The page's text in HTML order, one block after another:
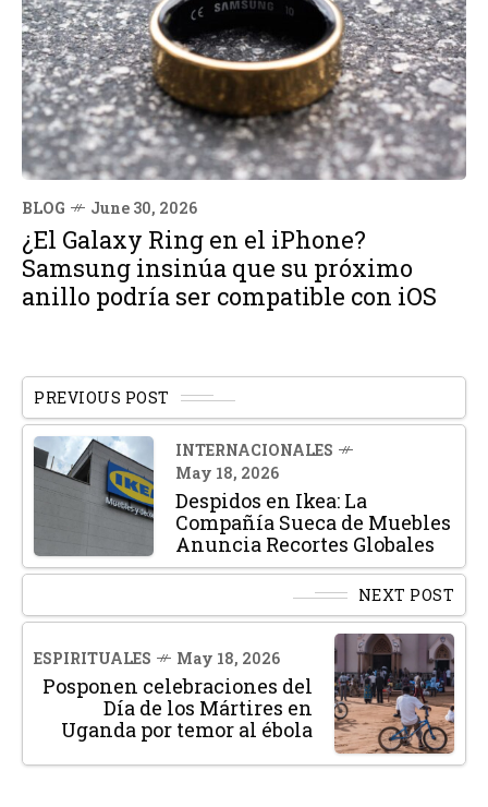
BLOG June 30, 2026
¿El Galaxy Ring en el iPhone?
Samsung insinúa que su próximo
anillo podría ser compatible con iOS
PREVIOUS POST
INTERNACIONALES
May 18, 2026
Despidos en Ikea: La
Compañía Sueca de Muebles
Anuncia Recortes Globales
NEXT POST
ESPIRITUALES May 18, 2026
Posponen celebraciones del
Día de los Mártires en
Uganda por temor al ébola